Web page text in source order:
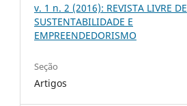
v. 1 n. 2 (2016): REVISTA LIVRE DE
SUSTENTABILIDADE E
EMPREENDEDORISMO
Seção
Artigos